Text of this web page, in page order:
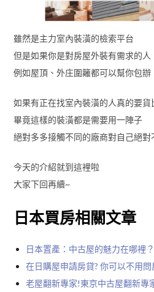
雖然是主力室內裝潢的檢索平台
但是如果你是對房屋外裝有需求的人
例如屋頂、外庄圍籬都可以幫你包辦
如果有正在找室內裝潢的人真的要
畢竟這樣的裝潢都是需要用一陣子
絕對多多接觸不同的廠商對自己絕對
今天的介紹就到這裡啦
大家下回再續~
日本買房相關文章
日本置產：中古屋的魅力在哪裡
在日購屋申請房貸? 你可以不用問
老屋翻新專家!東京中古屋翻新專